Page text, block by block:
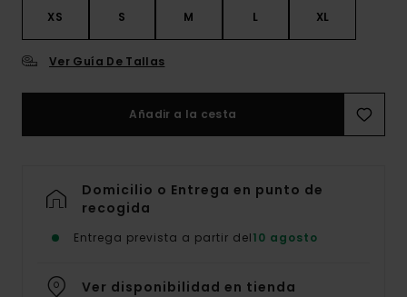
XS S M L XL
Ver Guía De Tallas
Añadir a la cesta
Domicilio o Entrega en punto de
recogida
Entrega prevista a partir del10 agosto
Ver disponibilidad en tienda